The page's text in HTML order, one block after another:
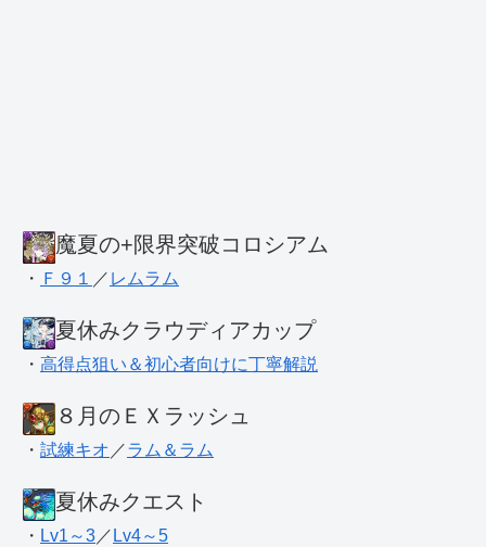
魔夏の+限界突破コロシアム
・ Ｆ９１ ／ レムラム
夏休みクラウディアカップ
・ 高得点狙い＆初心者向けに丁寧解説
８月のＥＸラッシュ
・ 試練キオ ／ラム＆ラム
夏休みクエスト
・ Lv1～3 ／ Lv4～5